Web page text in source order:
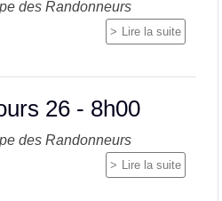
des Randonneurs
Lire la suite
26 - 8h00
des Randonneurs
Lire la suite